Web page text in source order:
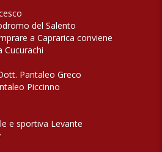
del Salento
a Caprarica conviene
Cucurachi
Pantaleo Greco
Piccinno
e sportiva Levante